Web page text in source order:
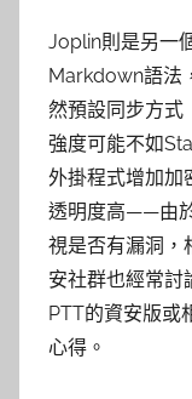
Joplin則是另一
Markdown語法
然預設同步方式
強度可能不如
外掛程式增加加
透明度高——由
視是否有漏洞，
安社群也經常討
PTT的資安版或
心得。